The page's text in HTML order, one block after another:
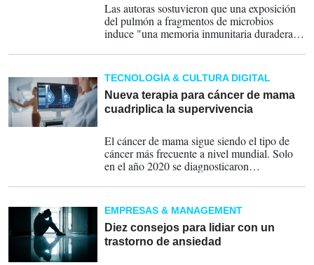
Las autoras sostuvieron que una exposición
del pulmón a fragmentos de microbios
induce "una memoria inmunitaria duradera
alérgicas posteriores durante varios meses".
TECNOLOGÍA & CULTURA DIGITAL
Nueva terapia para cáncer de mama
cuadriplica la supervivencia
El cáncer de mama sigue siendo el tipo de
cáncer más frecuente a nivel mundial. Solo
en el año 2020 se diagnosticaron
causando alrededor de 685.000 muertes en
todo el mundo.
EMPRESAS & MANAGEMENT
Diez consejos para lidiar con un
trastorno de ansiedad